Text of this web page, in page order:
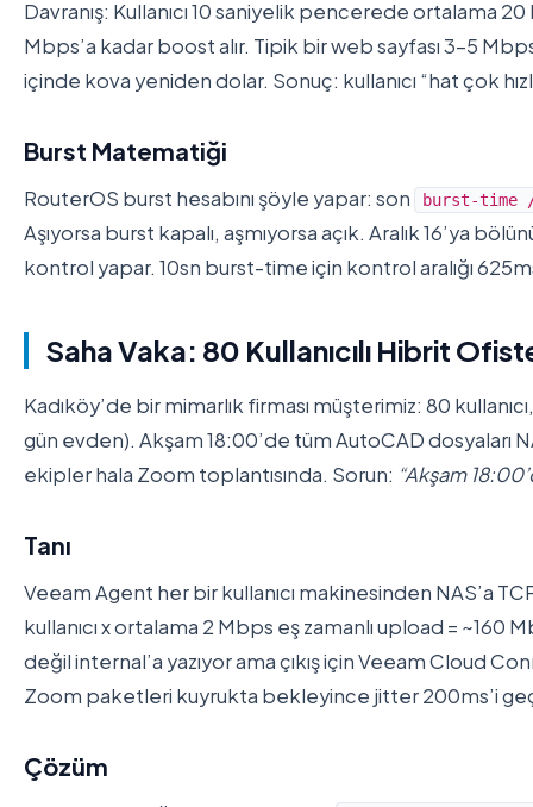
Davranış: Kullanıcı 10 saniyelik pencerede ortalama
Mbps’a kadar boost alır. Tipik bir web sayfası 3-5
içinde kova yeniden dolar. Sonuç: kullanıcı “hat çok
Burst Matematiği
RouterOS burst hesabını şöyle yapar: son burst-time
Aşıyorsa burst kapalı, aşmıyorsa açık. Aralık 16’ya
kontrol yapar. 10sn burst-time için kontrol aralığı
Saha Vaka: 80 Kullanıcılı Hibrit
Kadıköy’de bir mimarlık firması müşterimiz: 80
gün evden). Akşam 18:00’de tüm AutoCAD dosyaları
ekipler hala Zoom toplantısında. Sorun: “Akşam
Tanı
Veeam Agent her bir kullanıcı makinesinden NAS’a
kullanıcı x ortalama 2 Mbps eş zamanlı upload = ~160
değil internal’a yazıyor ama çıkış için Veeam Cloud
Zoom paketleri kuyrukta bekleyince jitter 200ms’i
Çözüm